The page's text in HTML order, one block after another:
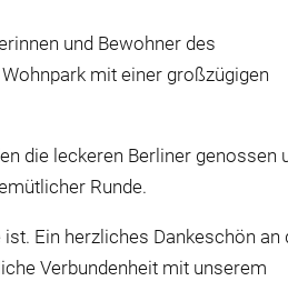
und Bewohner des
mit einer großzügigen
die leckeren Berliner genossen
Runde.
Ein herzliches Dankeschön an
Verbundenheit mit unserem